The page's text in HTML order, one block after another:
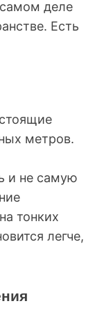
деле
Есть
метров.
и не самую
тонких
легче,